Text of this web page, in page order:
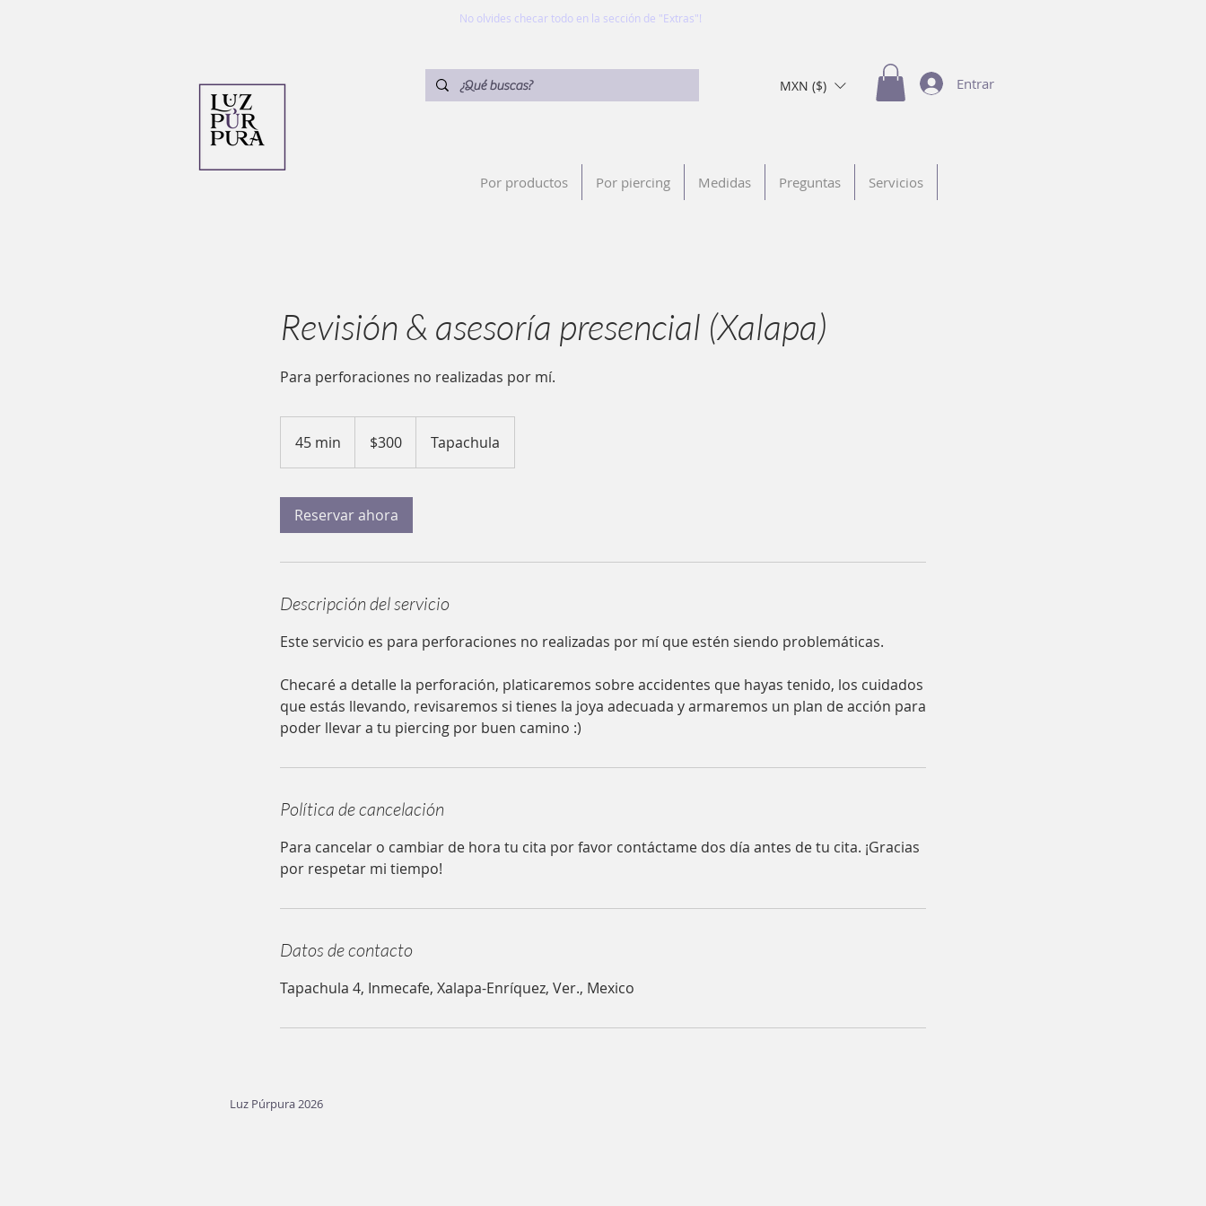
No olvides checar todo en la sección de "Extras"!
MXN ($) Entrar
Por productos Por piercing Medidas Preguntas Servicios
Revisión & asesoría presencial (Xalapa)
Para perforaciones no realizadas por mí.
45 min
5
i
mexicanos
$300 Tapachula
Reservar ahora
Descripción del servicio
Este servicio es para perforaciones no realizadas por mí que estén siendo problemáticas.
Checaré a detalle la perforación, platicaremos sobre accidentes que hayas tenido, los cuidados
que estás llevando, revisaremos si tienes la joya adecuada y armaremos un plan de acción para
poder llevar a tu piercing por buen camino :)
Política de cancelación
Para cancelar o cambiar de hora tu cita por favor contáctame dos día antes de tu cita. ¡Gracias
por respetar mi tiempo!
Datos de contacto
Tapachula 4, Inmecafe, Xalapa-Enríquez, Ver., Mexico
Luz Púrpura 2026